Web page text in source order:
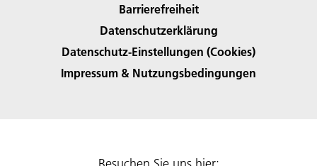
Barrierefreiheit
Datenschutzerklärung
Datenschutz-Einstellungen (Cookies)
Impressum & Nutzungsbedingungen